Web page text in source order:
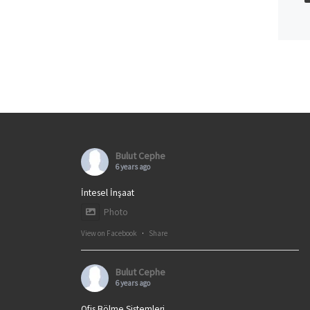
Bulut Cephe
6 years ago
İntesel İnşaat
Photo
View on Facebook · Share
Bulut Cephe
6 years ago